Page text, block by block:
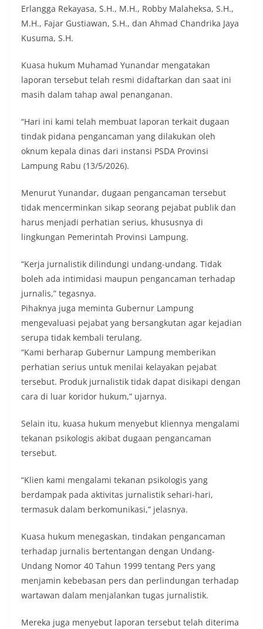
Erlangga Rekayasa, S.H., M.H., Robby Malaheksa, S.H.,
M.H., Fajar Gustiawan, S.H., dan Ahmad Chandrika Jaya
Kusuma, S.H.
Kuasa hukum Muhamad Yunandar mengatakan
laporan tersebut telah resmi didaftarkan dan saat ini
masih dalam tahap awal penanganan.
“Hari ini kami telah membuat laporan terkait dugaan
tindak pidana pengancaman yang dilakukan oleh
oknum kepala dinas dari instansi PSDA Provinsi
Lampung Rabu (13/5/2026).
Menurut Yunandar, dugaan pengancaman tersebut
tidak mencerminkan sikap seorang pejabat publik dan
harus menjadi perhatian serius, khususnya di
lingkungan Pemerintah Provinsi Lampung.
“Kerja jurnalistik dilindungi undang-undang. Tidak
boleh ada intimidasi maupun pengancaman terhadap
jurnalis,” tegasnya.
Pihaknya juga meminta Gubernur Lampung
mengevaluasi pejabat yang bersangkutan agar kejadian
serupa tidak kembali terulang.
“Kami berharap Gubernur Lampung memberikan
perhatian serius untuk menilai kelayakan pejabat
tersebut. Produk jurnalistik tidak dapat disikapi dengan
cara di luar koridor hukum,” ujarnya.
Selain itu, kuasa hukum menyebut kliennya mengalami
tekanan psikologis akibat dugaan pengancaman
tersebut.
“Klien kami mengalami tekanan psikologis yang
berdampak pada aktivitas jurnalistik sehari-hari,
termasuk dalam berkomunikasi,” jelasnya.
Kuasa hukum menegaskan, tindakan pengancaman
terhadap jurnalis bertentangan dengan Undang-
Undang Nomor 40 Tahun 1999 tentang Pers yang
menjamin kebebasan pers dan perlindungan terhadap
wartawan dalam menjalankan tugas jurnalistik.
Mereka juga menyebut laporan tersebut telah diterima